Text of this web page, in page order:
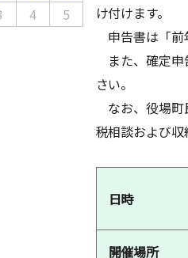
け付けます。
申告書は「前
また、確定申
さい。
なお、役場町
税相談および収
日時
開催場所
4 5